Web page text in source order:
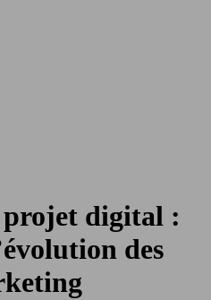
projet digital :
des